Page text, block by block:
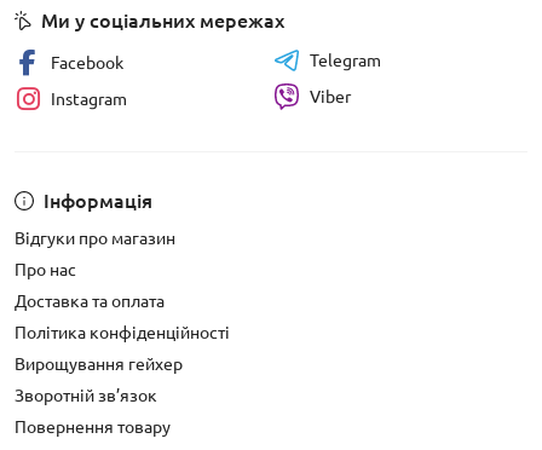
Інформація
Відгуки про магазин
Про нас
Доставка та оплата
Політика конфіденційності
Вирощування гейхер
Зворотній зв’язок
Повернення товару
Ми у соціальних мережах
Facebook
Instagram
Telegram
Viber